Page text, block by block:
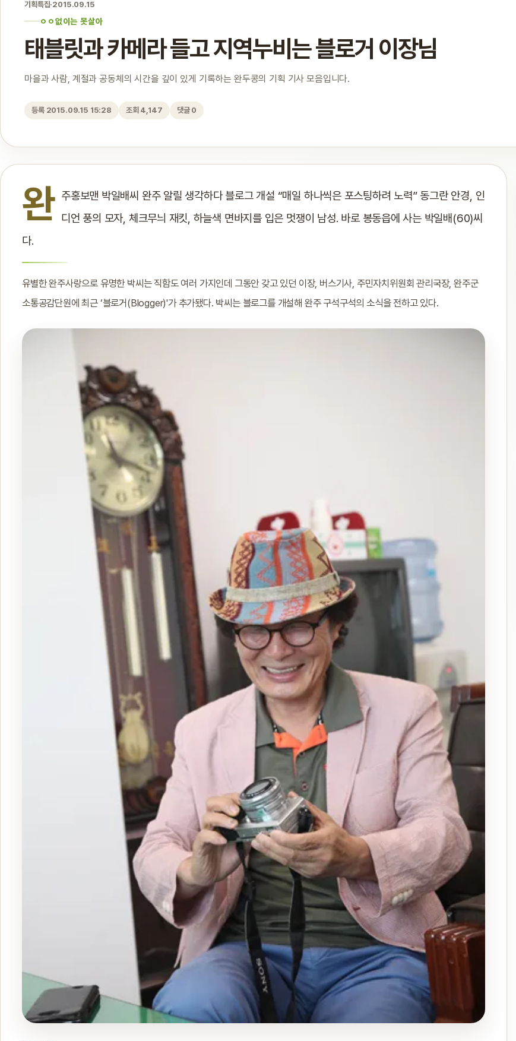
기획특집·2015.09.15
ㅇㅇ없이는 못살아
태블릿과 카메라 들고 지역누비는 블로거 이장님
마을과 사람, 계절과 공동체의 시간을 깊이 있게 기록하는 완두콩의 기획 기사 모음입니다.
등록 2015.09.15 15:28 조회 4,147 댓글 0
완 주홍보맨 박일배씨 완주 알릴 생각하다 블로그 개설 “매일 하나씩은 포스팅하려 노력” 동그란 안경, 인
디언 풍의 모자, 체크무늬 재킷, 하늘색 면바지를 입은 멋쟁이 남성. 바로 봉동읍에 사는 박일배(60)씨
다.
유별한 완주사랑으로 유명한 박씨는 직함도 여러 가지인데 그동안 갖고 있던 이장, 버스기사, 주민자치위원회 관리국장, 완주군
소통공감단원에 최근 ‘블로거(Blogger)'가 추가됐다. 박씨는 블로그를 개설해 완주 구석구석의 소식을 전하고 있다.